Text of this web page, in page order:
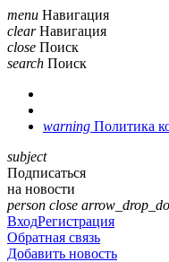
menu Навигация
clear Навигация
close Поиск
search Поиск
warning Политика
subject
Подписаться
на новости
person close
ВходРегистрация
Обратная связь
Добавить новость